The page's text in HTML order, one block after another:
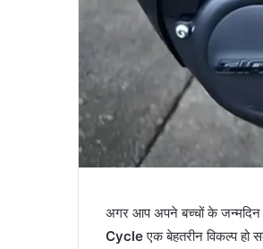
अगर आप अपने बच्चों के जन्मदिन
Cycleएक बेहतरीन विकल्प हो